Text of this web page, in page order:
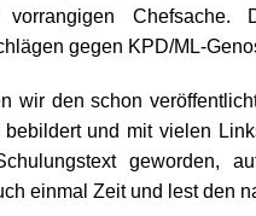
Chefsache.
gegen KPD/ML-
wir den schon
und mit vielen
geworden,
einmal Zeit und lest den